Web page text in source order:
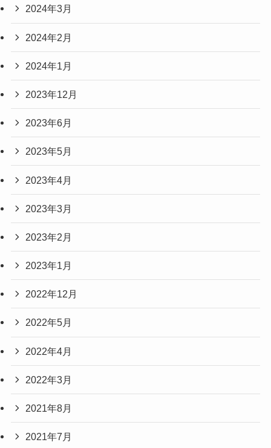
2024年3月
2024年2月
2024年1月
2023年12月
2023年6月
2023年5月
2023年4月
2023年3月
2023年2月
2023年1月
2022年12月
2022年5月
2022年4月
2022年3月
2021年8月
2021年7月